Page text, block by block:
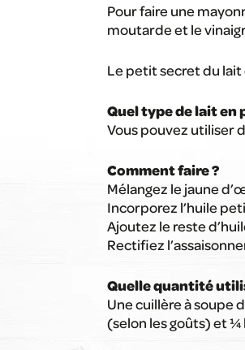
Pour faire une
moutarde et le
Le petit secret du lait
Quel type de lait en
Vous pouvez utiliser
Comment faire ?
Mélangez le jaune
Incorporez l’huile
Ajoutez le reste
Rectifiez
Quelle quantité
Une cuillère à soupe
(selon les goûts) et ¼